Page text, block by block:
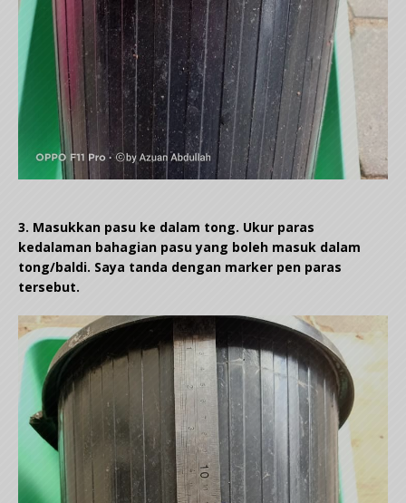
3. Masukkan pasu ke dalam tong. Ukur paras
kedalaman bahagian pasu yang boleh masuk dalam
tong/baldi. Saya tanda dengan marker pen paras
tersebut.